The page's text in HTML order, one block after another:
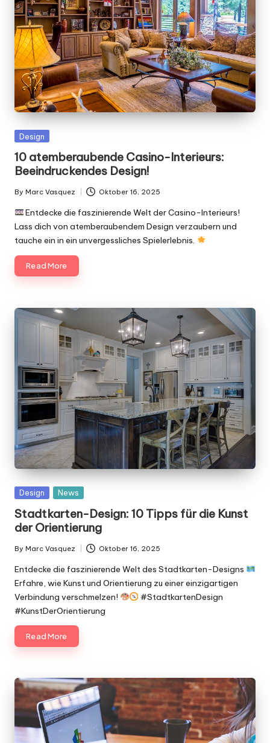
Posted
Design
10 atemberaubende Casino-Interieurs:
Beeindruckendes Design!
Posted
by
By Marc Vasquez Oktober 16, 2025
Entdecke die faszinierende Welt der Casino-Interieurs!
Lass dich von atemberaubendem Design verzaubern und
tauche ein in ein unvergessliches Spielerlebnis.
Read More
Posted
Design News
Stadtkarten-Design: 10 Tipps für die Kunst
der Orientierung
Posted
by
By Marc Vasquez Oktober 16, 2025
Entdecke die faszinierende Welt des Stadtkarten-Designs
Erfahre, wie Kunst und Orientierung zu einer einzigartigen
Verbindung verschmelzen!
#StadtkartenDesign
#KunstDerOrientierung
Read More